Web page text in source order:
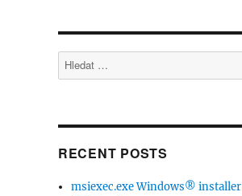
Hledat:
RECENT POSTS
msiexec.exe Windows® installer